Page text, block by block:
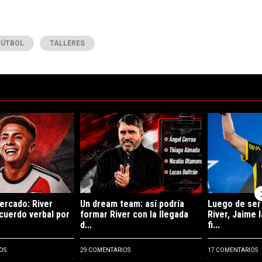
TALLERES
tendencia con el título "Rompe el mercado: River llegó a un acuerdo
River
verbal por
Un artículo de tendencia con el título "Un dream
Un dream team: así podría
formar River con la llegada
d...
29 COMENTARIOS
Un artículo
Luego de ser
River, Jaime
fi...
17 COMENTARIOS